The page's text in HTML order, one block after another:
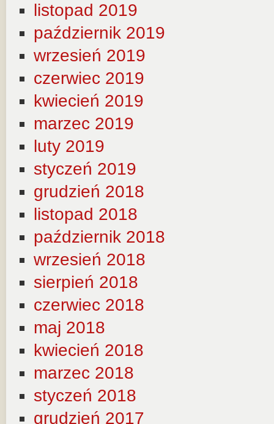
listopad 2019
październik 2019
wrzesień 2019
czerwiec 2019
kwiecień 2019
marzec 2019
luty 2019
styczeń 2019
grudzień 2018
listopad 2018
październik 2018
wrzesień 2018
sierpień 2018
czerwiec 2018
maj 2018
kwiecień 2018
marzec 2018
styczeń 2018
grudzień 2017